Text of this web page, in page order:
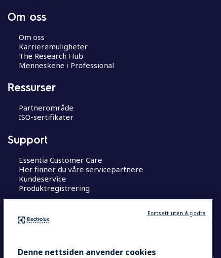
jOm oss
Om oss
Karrieremuligheter
The Research Hub
Menneskene i Professional
Ressurser
Partnerområde
ISO-sertifikater
Support
Essentia Customer Care
Her finner du våre servicepartnere
Kundeservice
Produktregistrering
Denne nettsiden anvender cookies
Fortsett uten å godta